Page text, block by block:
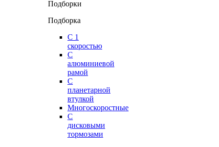
Подборки
Подборка
С 1
скоростью
С
алюминиевой
рамой
С
планетарной
втулкой
Многоскоростные
С
дисковыми
тормозами